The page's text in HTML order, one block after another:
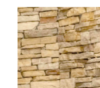
Zeige
grösseres
Bild